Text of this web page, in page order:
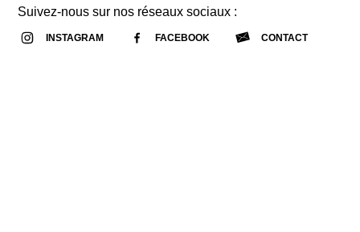
Suivez-nous sur nos réseaux sociaux :
INSTAGRAM FACEBOOK CONTACT